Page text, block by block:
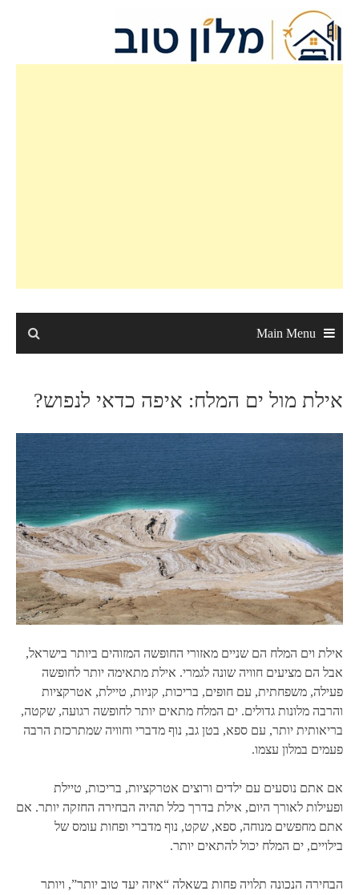
content
Main Menu
אילת מול ים המלח: איפה כדאי לנפוש?
אילת וים המלח הם שניים מאזורי החופשה המזוהים ביותר בישראל,
אבל הם מציעים חוויה שונה לגמרי. אילת מתאימה יותר לחופשה
פעילה, משפחתית, עם חופים, בריכות, קניות, טיילת, אטרקציות
והרבה מלונות גדולים. ים המלח מתאים יותר לחופשה רגועה, שקטה,
בריאותית יותר, עם ספא, בטן גב, נוף מדברי וחוויה שמתרכזת הרבה
פעמים במלון עצמו.
אם אתם נוסעים עם ילדים ורוצים אטרקציות, בריכות, טיילת
ופעילות לאורך היום, אילת בדרך כלל תהיה הבחירה החזקה יותר. אם
אתם מחפשים מנוחה, ספא, שקט, נוף מדברי ופחות עומס של
בילויים, ים המלח יכול להתאים יותר.
הבחירה הנכונה תלויה פחות בשאלה “איזה יעד טוב יותר”, ויותר